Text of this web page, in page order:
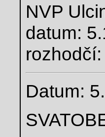
NVP
datum:
Datum: